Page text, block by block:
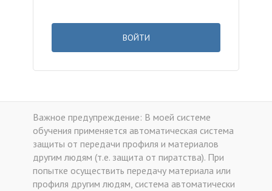
ВОЙТИ
Важное предупреждение: В моей системе
обучения применяется автоматическая система
защиты от передачи профиля и материалов
другим людям (т.е. защита от пиратства). При
попытке осуществить передачу материала или
профиля другим людям, система автоматически